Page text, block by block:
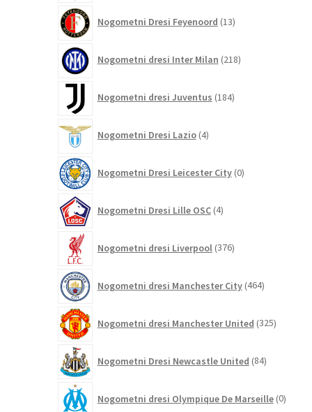
Nogometni Dresi Feyenoord 13izdelkov
Nogometni dresi Inter Milan 218izdelkov
Nogometni dresi Juventus 184izdelkov
Nogometni Dresi Lazio 4izdelki
Nogometni Dresi Leicester City 0izdelkov
Nogometni Dresi Lille OSC 4izdelki
Nogometni dresi Liverpool 376izdelkov
Nogometni dresi Manchester City 464izdelkov
Nogometni dresi Manchester United 325izdelkov
Nogometni Dresi Newcastle United 84izdelkov
Nogometni dresi Olympique De Marseille 0